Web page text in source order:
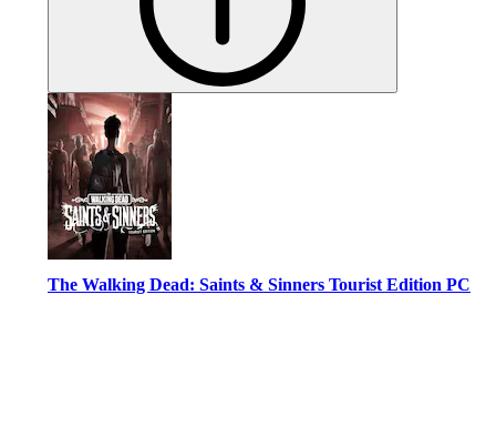
The Walking Dead: Saints & Sinners Tourist Edition PC